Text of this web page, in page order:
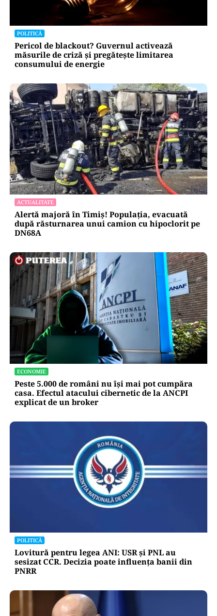
POLITICĂ
Pericol de blackout? Guvernul activează
măsurile de criză și pregătește limitarea
consumului de energie
ACTUALITATE
Alertă majoră în Timiș! Populația, evacuată
după răsturnarea unui camion cu hipoclorit pe
DN68A
ECONOMIE
Peste 5.000 de români nu își mai pot cumpăra
casa. Efectul atacului cibernetic de la ANCPI
explicat de un broker
POLITICĂ
Lovitură pentru legea ANI: USR și PNL au
sesizat CCR. Decizia poate influența banii din
PNRR